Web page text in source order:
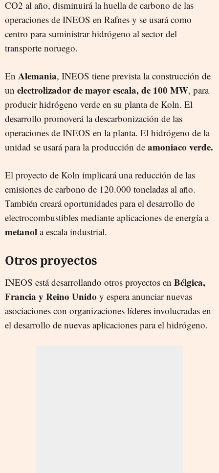
CO2 al año, disminuirá la huella de carbono de las
operaciones de INEOS en Rafnes y se usará como
centro para suministrar hidrógeno al sector del
transporte noruego.
En Alemania, INEOS tiene prevista la construcción de
un electrolizador de mayor escala, de 100 MW, para
producir hidrógeno verde en su planta de Koln. El
desarrollo promoverá la descarbonización de las
operaciones de INEOS en la planta. El hidrógeno de la
unidad se usará para la producción de amoniaco verde.
El proyecto de Koln implicará una reducción de las
emisiones de carbono de 120.000 toneladas al año.
También creará oportunidades para el desarrollo de
electrocombustibles mediante aplicaciones de energía a
metanol a escala industrial.
Otros proyectos
INEOS está desarrollando otros proyectos en Bélgica,
Francia y Reino Unido y espera anunciar nuevas
asociaciones con organizaciones líderes involucradas en
el desarrollo de nuevas aplicaciones para el hidrógeno.